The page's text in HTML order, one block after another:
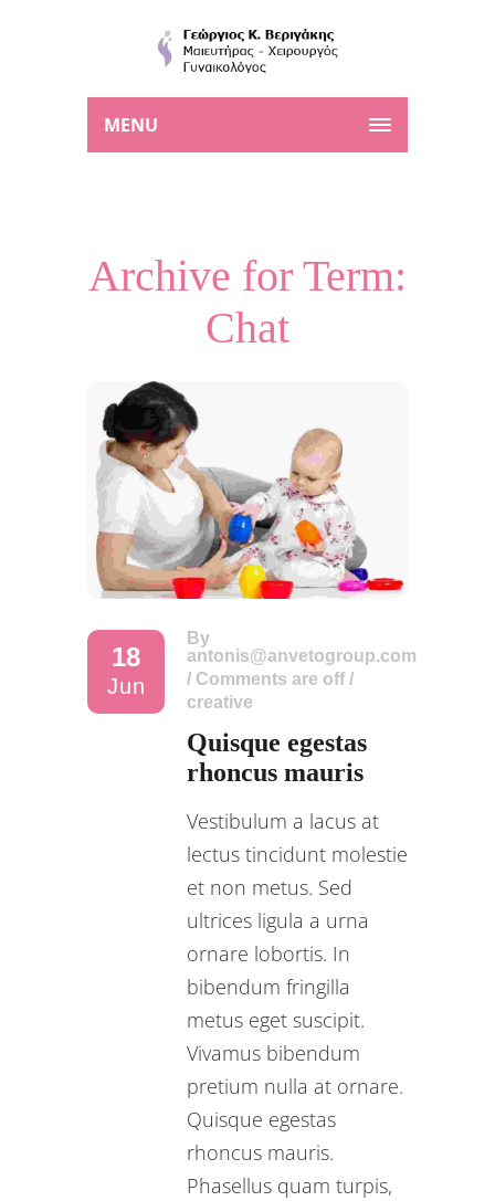
MENU
Archive for Term:
Chat
18
Jun
By
antonis@anvetogroup.com
/ Comments are off /
creative
Quisque egestas
rhoncus mauris
Vestibulum a lacus at
lectus tincidunt molestie
et non metus. Sed
ultrices ligula a urna
ornare lobortis. In
bibendum fringilla
metus eget suscipit.
Vivamus bibendum
pretium nulla at ornare.
Quisque egestas
rhoncus mauris.
Phasellus quam turpis,